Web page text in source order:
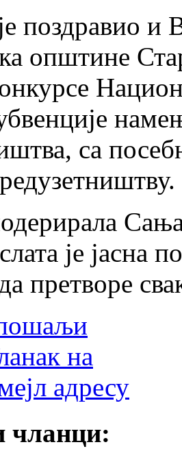
поздравио и
општине
са
је јасна
претворе
чланци: